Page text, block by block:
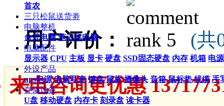
首农
三只松鼠送货劵
电脑整机
台式电脑 笔记本电脑
电脑配件
显示器 CPU 主板 显卡 硬盘 SSD固态硬盘 内存 机箱 电源
外设产品
ups电源 电脑耳麦 键盘/鼠标 摄像头 音箱 鼠标垫 线缆 手
存储设备
U盘 移动硬盘 内存卡 刻录盘 读卡器
用户评价： (共
来电咨询更优惠